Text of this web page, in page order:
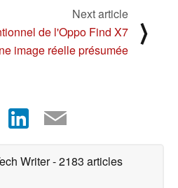
11/19/2023
Next article
de l'Oppo Find X7
image réelle présumée
⟩
Writer- 2183 articles